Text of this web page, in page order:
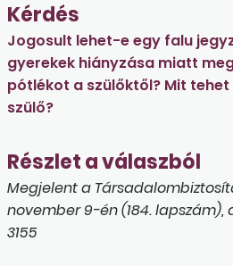
Kérdés
Jogosult lehet-e egy falu
gyerekek hiányzása miatt
pótlékot a szülőktől? Mit
szülő?
Részlet a válaszból
Megjelent a
november 9-én (184. lapszám),
3155